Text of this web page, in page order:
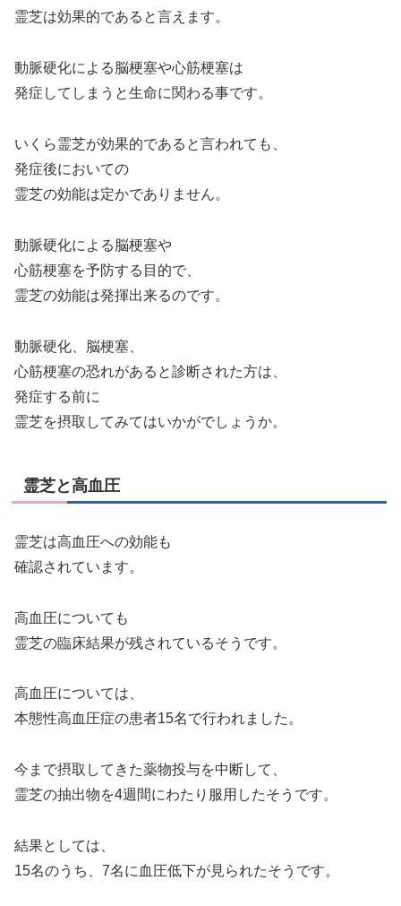
霊芝は効果的であると言えます。
動脈硬化による脳梗塞や心筋梗塞は
発症してしまうと生命に関わる事です。
いくら霊芝が効果的であると言われても、
発症後においての
霊芝の効能は定かでありません。
動脈硬化による脳梗塞や
心筋梗塞を予防する目的で、
霊芝の効能は発揮出来るのです。
動脈硬化、脳梗塞、
心筋梗塞の恐れがあると診断された方は、
発症する前に
霊芝を摂取してみてはいかがでしょうか。
霊芝と高血圧
霊芝は高血圧への効能も
確認されています。
高血圧についても
霊芝の臨床結果が残されているそうです。
高血圧については、
本態性高血圧症の患者15名で行われました。
今まで摂取してきた薬物投与を中断して、
霊芝の抽出物を4週間にわたり服用したそうです。
結果としては、
15名のうち、7名に血圧低下が見られたそうです。